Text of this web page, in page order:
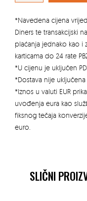
količina
*Navedena cijena
Diners te transakcijski
plaćanja jednako kao
karticama do 24 rate
*U cijenu je uključen
*Dostava nije uključena
*Iznos u valuti EUR
uvođenja eura kao
fiksnog tečaja
euro.
SLIČNI